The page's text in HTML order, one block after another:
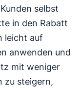
selbst
in den Rabatt
leicht auf
anwenden und
mit weniger
zu steigern,